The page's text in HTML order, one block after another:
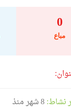
0
مباع
نشاط: